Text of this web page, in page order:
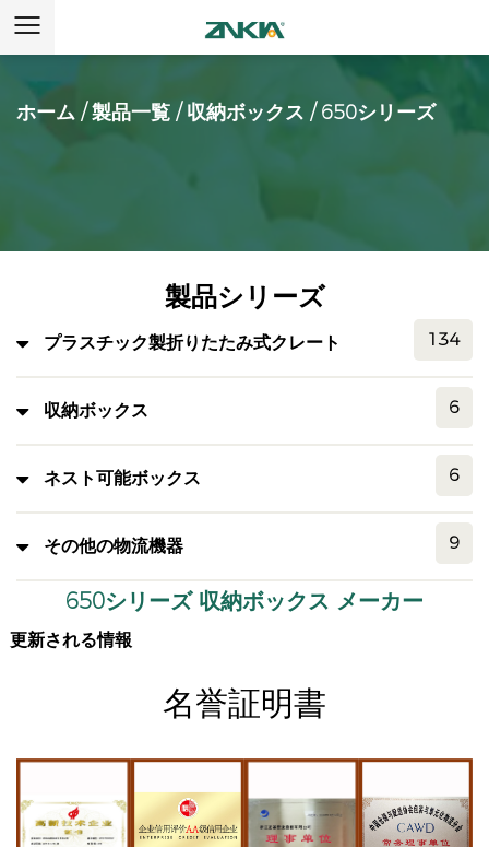
ホーム /製品一覧 / 収納ボックス / 650シリーズ
製品シリーズ
プラスチック製折りたたみ式クレート 134
収納ボックス 6
ネスト可能ボックス 6
その他の物流機器 9
650シリーズ 収納ボックス メーカー
更新される情報
名誉証明書